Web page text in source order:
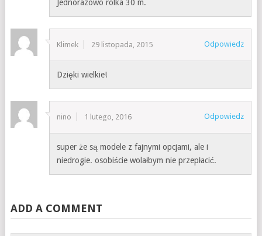
Jednorazowo rolka 30 m.
Klimek 29 listopada, 2015 Odpowiedz
Dzięki wielkie!
nino 1 lutego, 2016 Odpowiedz
super że są modele z fajnymi opcjami, ale i
niedrogie. osobiście wolałbym nie przepłacić.
ADD A COMMENT